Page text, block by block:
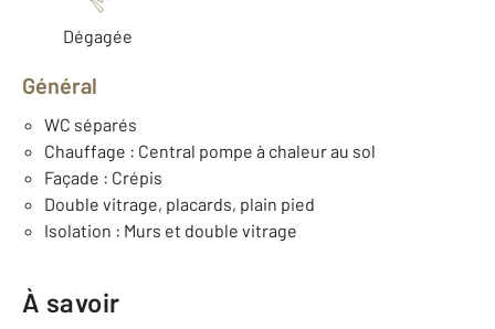
Dégagée
Général
WC séparés
Chauffage : Central pompe à chaleur au sol
Façade : Crépis
Double vitrage, placards, plain pied
Isolation : Murs et double vitrage
À savoir